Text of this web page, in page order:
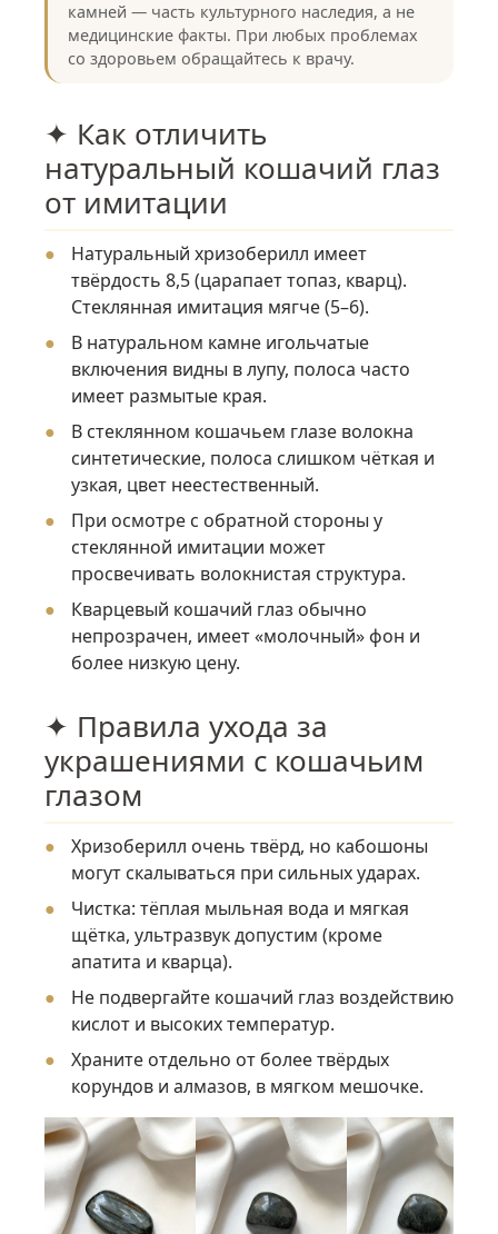
камней — часть культурного наследия, а не
медицинские факты. При любых проблемах
со здоровьем обращайтесь к врачу.
✦ Как отличить
натуральный кошачий глаз
от имитации
Натуральный хризоберилл имеет
твёрдость 8,5 (царапает топаз, кварц).
Стеклянная имитация мягче (5–6).
В натуральном камне игольчатые
включения видны в лупу, полоса часто
имеет размытые края.
В стеклянном кошачьем глазе волокна
синтетические, полоса слишком чёткая и
узкая, цвет неестественный.
При осмотре с обратной стороны у
стеклянной имитации может
просвечивать волокнистая структура.
Кварцевый кошачий глаз обычно
непрозрачен, имеет «молочный» фон и
более низкую цену.
✦ Правила ухода за
украшениями с кошачьим
глазом
Хризоберилл очень твёрд, но кабошоны
могут скалываться при сильных ударах.
Чистка: тёплая мыльная вода и мягкая
щётка, ультразвук допустим (кроме
апатита и кварца).
Не подвергайте кошачий глаз воздействию
кислот и высоких температур.
Храните отдельно от более твёрдых
корундов и алмазов, в мягком мешочке.